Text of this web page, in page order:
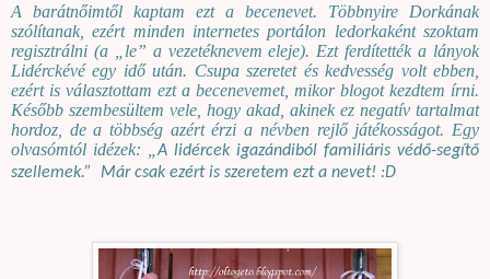
A barátnőimtől kaptam ezt a becenevet. Többnyire Dorkának
szólítanak, ezért minden internetes portálon ledorkaként szoktam
regisztrálni (a „le” a vezetéknevem eleje). Ezt ferdítették a lányok
Lidérckévé egy idő után. Csupa szeretet és kedvesség volt ebben,
ezért is választottam ezt a becenevemet, mikor blogot kezdtem írni.
Később szembesültem vele, hogy akad, akinek ez negatív tartalmat
hordoz, de a többség azért érzi a névben rejlő játékosságot. Egy
olvasómtól idézek: „ A lidércek igazándiból familiáris védő-segítő
szellemek.”
Már csak ezért is szeretem ezt a nevet! :D